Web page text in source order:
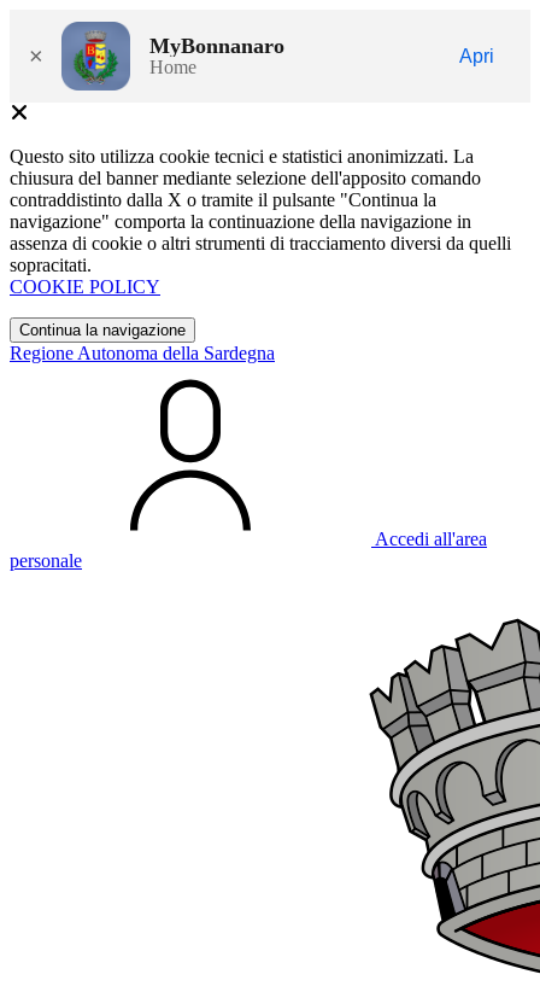
× MyBonnanaro
Home
Apri
Questo sito utilizza cookie tecnici e statistici anonimizzati. La
chiusura del banner mediante selezione dell'apposito comando
contraddistinto dalla X o tramite il pulsante "Continua la
navigazione" comporta la continuazione della navigazione in
assenza di cookie o altri strumenti di tracciamento diversi da quelli
sopracitati.
COOKIE POLICY
Continua la navigazione
Regione Autonoma della Sardegna
Accedi all'area
personale